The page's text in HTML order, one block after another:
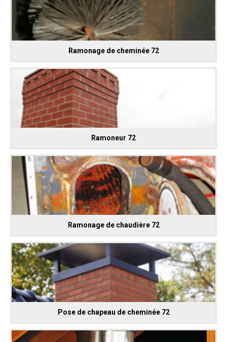
Ramonage de cheminée 72
Ramoneur 72
Ramonage de chaudière 72
Pose de chapeau de cheminée 72